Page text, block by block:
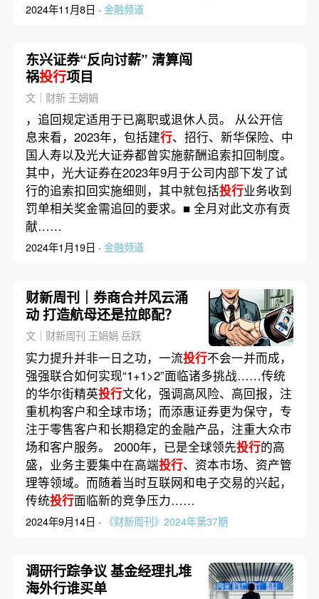
2024年11月8日 · 金融频道
东兴证券“反向讨薪” 清算闯
祸投行项目
文｜财新 王娟娟
，追回规定适用于已离职或退休人员。 从公开信
息来看，2023年，包括建行、招行、新华保险、中
国人寿以及光大证券都曾实施薪酬追索扣回制度。
其中，光大证券在2023年9月于公司内部下发了试
行的追索扣回实施细则，其中就包括投行业务收到
罚单相关奖金需追回的要求。■ 全月对此文亦有贡
献……
2024年1月19日 · 金融频道
财新周刊｜券商合并风云涌
动 打造航母还是拉郎配？
文｜财新周刊 王娟娟 岳跃
实力提升并非一日之功，一流投行不会一并而成，
强强联合如何实现“1+1>2”面临诸多挑战……传统
的华尔街精英投行文化，强调高风险、高回报，注
重机构客户和全球市场；而添惠证券更为保守，专
注于零售客户和长期稳定的金融产品，注重大众市
场和客户服务。 2000年，已是全球领先投行的高
盛，业务主要集中在高端投行、资本市场、资产管
理等领域。而随着当时互联网和电子交易的兴起，
传统投行面临新的竞争压力……
2024年9月14日 · 《财新周刊》2024年第37期
调研行踪争议 基金经理扎堆
海外行谁买单